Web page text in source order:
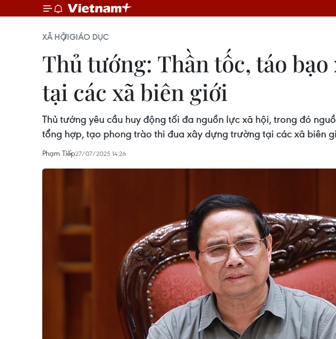
XÃ HỘIGIÁO DỤC
Thủ tướng: Thần tốc, táo
tại các xã biên giới
Thủ tướng yêu cầu huy động tối đa nguồn lực xã hội, trong đó
tổng hợp, tạo phong trào thi đua xây dựng trường tại các xã biên
Phạm Tiếp27/07/2025 14:26